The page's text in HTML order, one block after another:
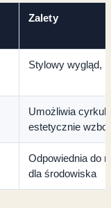
Zalety
Stylowy wygląd,
Umożliwia
estetycznie
Odpowiednia do
dla środowiska